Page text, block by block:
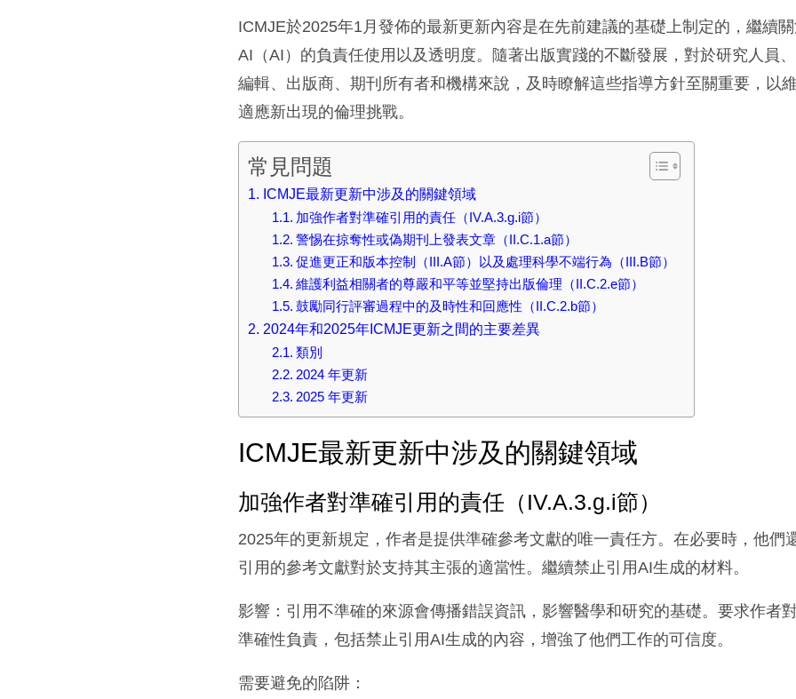
ICMJE於2025年1月發佈的最新更新內容是在先前建議的基礎上制定的，繼續
AI（AI）的負責任使用以及透明度。隨著出版實踐的不斷發展，對於研究人員
編輯、出版商、期刊所有者和機構來說，及時瞭解這些指導方針至關重要，以
適應新出現的倫理挑戰。
常見問題
ICMJE最新更新中涉及的關鍵領域
加強作者對準確引用的責任（IV.A.3.g.i節）
警惕在掠奪性或偽期刊上發表文章（II.C.1.a節）
促進更正和版本控制（III.A節）以及處理科學不端行為（III.B節）
維護利益相關者的尊嚴和平等並堅持出版倫理（II.C.2.e節）
鼓勵同行評審過程中的及時性和回應性（II.C.2.b節）
2024年和2025年ICMJE更新之間的主要差異
類別
2024 年更新
2025 年更新
ICMJE最新更新中涉及的關鍵領域
加強作者對準確引用的責任（IV.A.3.g.i節）
2025年的更新規定，作者是提供準確參考文獻的唯一責任方。在必要時，他們
引用的參考文獻對於支持其主張的適當性。繼續禁止引用AI生成的材料。
影響：引用不準確的來源會傳播錯誤資訊，影響醫學和研究的基礎。要求作者
準確性負責，包括禁止引用AI生成的內容，增強了他們工作的可信度。
需要避免的陷阱：